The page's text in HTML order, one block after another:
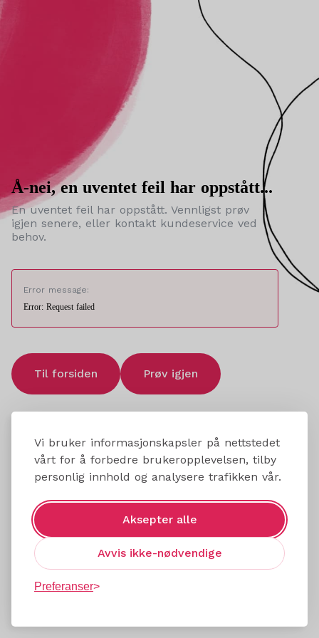
Vi bruker informasjonskapsler på nettstedet
vårt for å forbedre brukeropplevelsen, tilby
personlig innhold og analysere trafikken vår.
Aksepter alle
Avvis ikke-nødvendige
Preferanser
Å-nei, en uventet feil har oppstått...
En uventet feil har oppstått. Vennligst prøv
igjen senere, eller kontakt kundeservice ved
behov.
Error message:
Error: Request failed
Til forsiden Prøv igjen